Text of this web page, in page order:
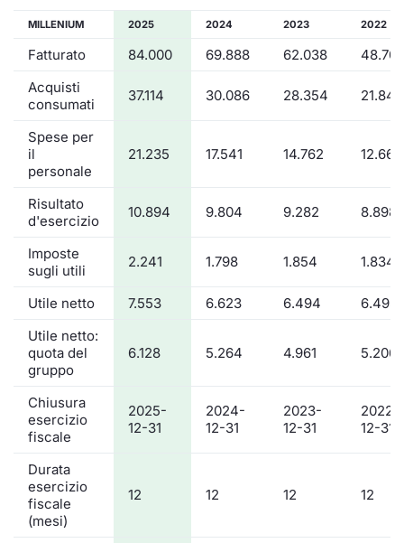
MILLENIUM 2025 2024 2023 2022
Fatturato 84.000 69.888 62.038
Acquisti
consumati
37.114 30.086 28.354 21.847
Spese per
il
personale
21.235 17.541 14.762 12.667
Risultato
d'esercizio
10.894 9.804 9.282 8.898
Imposte
sugli utili
2.241 1.798 1.854 1.834
Utile netto 7.553 6.623 6.494
6.493
Utile netto:
quota del
gruppo
6.128 5.264 4.961 5.206
Chiusura
esercizio
fiscale
2025-
12-31
2024-
12-31
2023-
12-31
2022-
12-31
Durata
esercizio
fiscale
(mesi)
12 12 12 12